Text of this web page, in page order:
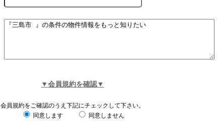
▼会員規約を確認▼
会員規約をご確認のうえ下記にチェックして下さい。
同意します
同意しません